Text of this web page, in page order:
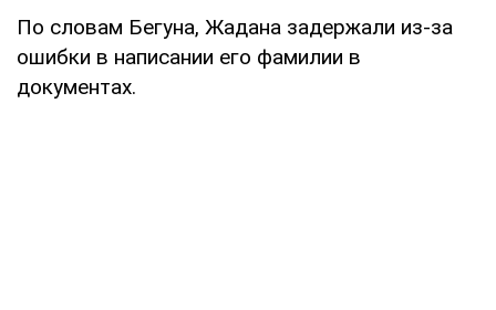
По словам Бегуна, Жадана задержали из-за
ошибки в написании его фамилии в
документах.